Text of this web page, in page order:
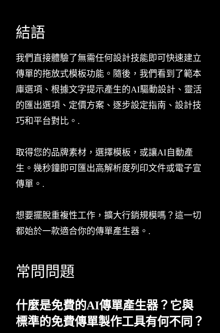
結語
我們直接體驗了無需任何設計技能即可快速建立
傳單的拖放式模板功能。隨後，我們看到了範本
庫選項、根據文字提示產生的AI驅動設計、靈活
的匯出選項、定價方案、逐步設定指南、設計技
巧和平台對比。.
取得您的品牌素材，選擇模板，或讓AI自動產
生。幾秒鐘即可匯出高解析度列印文件或電子宣
傳單。.
想要擺脫重複性工作，擴大行銷規模嗎？這一切
都始於一款適合你的傳單產生器。.
常問問題
什麼是免費的AI傳單產生器？它與
標準的免費傳單製作工具有何不同？